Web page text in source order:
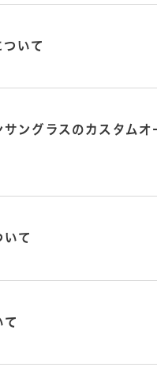
ついて
サングラスのカスタムオ
いて
て